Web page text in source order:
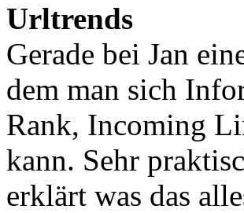
Urltrends
Gerade bei Jan
dem man sich
Rank, Incoming
kann. Sehr
erklärt was das